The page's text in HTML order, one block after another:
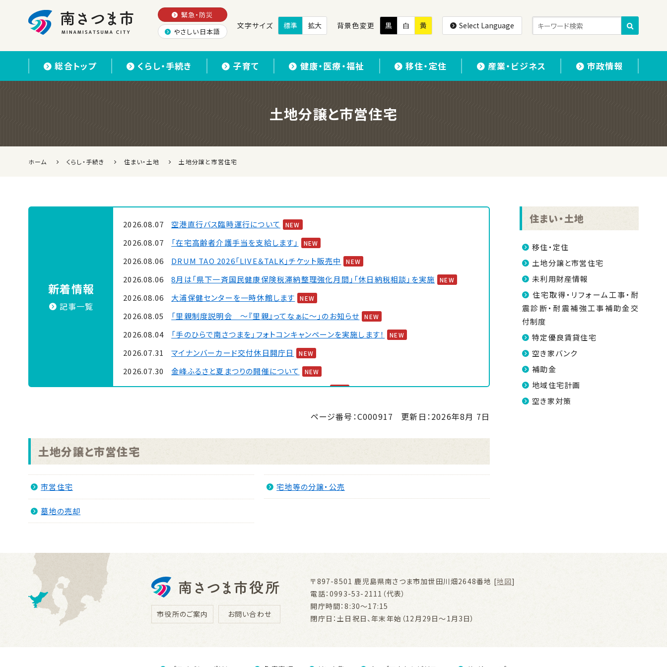
緊急・防災
やさしい日本語
文字サイズ 標準 拡大 背景色変更 黒 白 黄 Select Language
総合トップ くらし・手続き 子育て 健康・医療・福祉 移住・定住 産業・ビジネス 市政情報
土地分譲と市営住宅
ホーム くらし・手続き 住まい・土地 土地分譲と市営住宅
新着情報
記事一覧
2026.08.07 空港直行バス臨時運行について NEW
2026.08.07 「在宅高齢者介護手当を支給します」 NEW
2026.08.06 DRUM TAO 2026「LIVE＆TALK」チケット販売中 NEW
2026.08.06 8月は「県下一斉国民健康保険税滞納整理強化月間」「休日納税相談」を実施 NEW
2026.08.06 大浦保健センターを一時休館します NEW
2026.08.05 「里親制度説明会 ～『里親』ってなぁに～」のお知らせ NEW
2026.08.04 「手のひらで南さつまを」フォトコンキャンペーンを実施します！ NEW
2026.07.31 マイナンバーカード交付休日開庁日 NEW
2026.07.30 金峰ふるさと夏まつりの開催について NEW
2026.07.30 吹上浜海浜公園 婚活イベント2026 第2弾 NEW
ページ番号：C000917 更新日：2026年8月 7日
土地分譲と市営住宅
市営住宅 宅地等の分譲・公売
墓地の売却
住まい・土地
移住・定住
土地分譲と市営住宅
未利用財産情報
住宅取得・リフォーム工事・耐
震診断・耐震補強工事補助金交
付制度
特定優良賃貸住宅
空き家バンク
補助金
地域住宅計画
空き家対策
市役所のご案内 お問い合わせ
〒897-8501鹿児島県南さつま市加世田川畑2648番地 [地図]
電話：0993-53-2111（代表）
開庁時間：8:30～17:15
閉庁日：土日祝日、年末年始（12月29日～1月3日）